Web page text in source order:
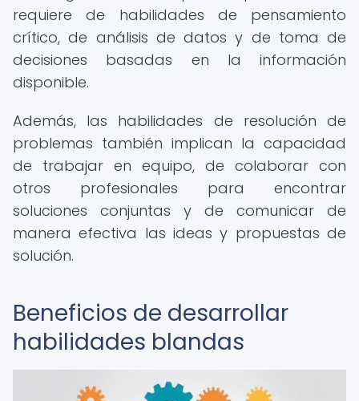
requiere de habilidades de pensamiento
crítico, de análisis de datos y de toma de
decisiones basadas en la información
disponible.
Además, las habilidades de resolución de
problemas también implican la capacidad
de trabajar en equipo, de colaborar con
otros profesionales para encontrar
soluciones conjuntas y de comunicar de
manera efectiva las ideas y propuestas de
solución.
Beneficios de desarrollar
habilidades blandas